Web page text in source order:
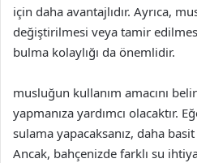
için daha avantajlıdır. Ayrıca,
değiştirilmesi veya tamir
bulma kolaylığı da önemlidir.
musluğun kullanım amacını
yapmanıza yardımcı olacaktır.
sulama yapacaksanız, daha
Ancak, bahçenizde farklı su